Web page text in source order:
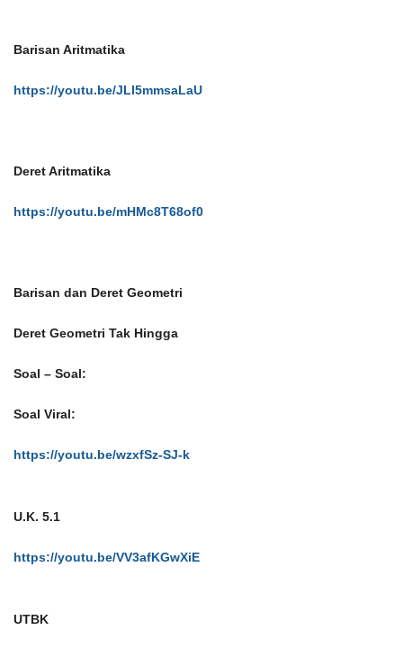
Barisan Aritmatika
https://youtu.be/JLI5mmsaLaU
Deret Aritmatika
https://youtu.be/mHMc8T68of0
Barisan dan Deret Geometri
Deret Geometri Tak Hingga
Soal – Soal:
Soal Viral:
https://youtu.be/wzxfSz-SJ-k
U.K. 5.1
https://youtu.be/VV3afKGwXiE
UTBK